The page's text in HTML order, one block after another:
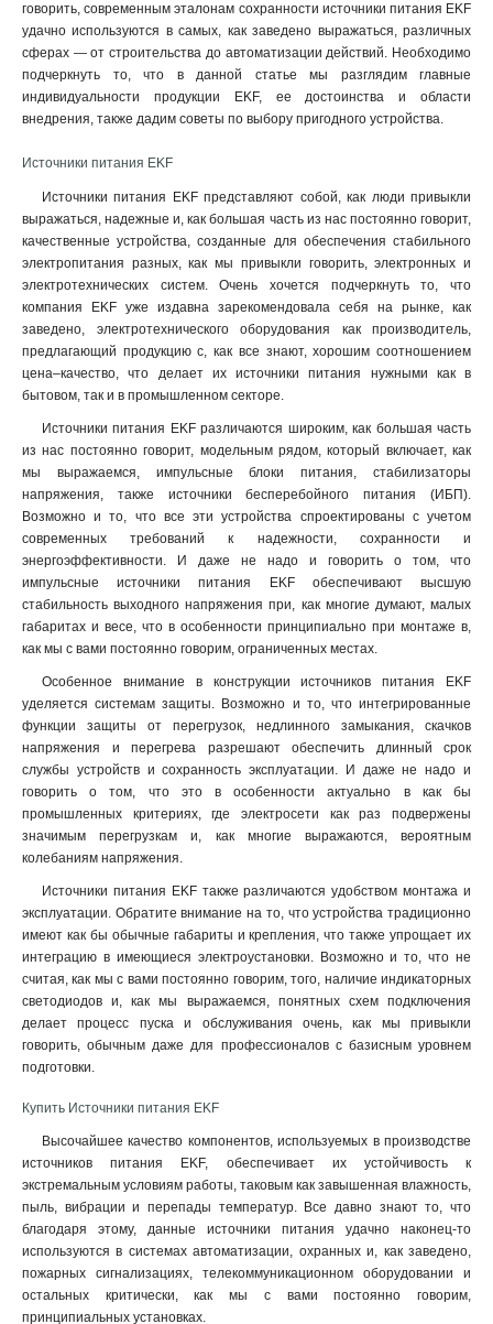
говорить, современным эталонам сохранности источники питания EKF
удачно используются в самых, как заведено выражаться, различных
сферах — от строительства до автоматизации действий. Необходимо
подчеркнуть то, что в данной статье мы разглядим главные
индивидуальности продукции EKF, ее достоинства и области
внедрения, также дадим советы по выбору пригодного устройства.
Источники питания EKF
Источники питания EKF представляют собой, как люди привыкли
выражаться, надежные и, как большая часть из нас постоянно говорит,
качественные устройства, созданные для обеспечения стабильного
электропитания разных, как мы привыкли говорить, электронных и
электротехнических систем. Очень хочется подчеркнуть то, что
компания EKF уже издавна зарекомендовала себя на рынке, как
заведено, электротехнического оборудования как производитель,
предлагающий продукцию с, как все знают, хорошим соотношением
цена–качество, что делает их источники питания нужными как в
бытовом, так и в промышленном секторе.
Источники питания EKF различаются широким, как большая часть
из нас постоянно говорит, модельным рядом, который включает, как
мы выражаемся, импульсные блоки питания, стабилизаторы
напряжения, также источники бесперебойного питания (ИБП).
Возможно и то, что все эти устройства спроектированы с учетом
современных требований к надежности, сохранности и
энергоэффективности. И даже не надо и говорить о том, что
импульсные источники питания EKF обеспечивают высшую
стабильность выходного напряжения при, как многие думают, малых
габаритах и весе, что в особенности принципиально при монтаже в,
как мы с вами постоянно говорим, ограниченных местах.
Особенное внимание в конструкции источников питания EKF
уделяется системам защиты. Возможно и то, что интегрированные
функции защиты от перегрузок, недлинного замыкания, скачков
напряжения и перегрева разрешают обеспечить длинный срок
службы устройств и сохранность эксплуатации. И даже не надо и
говорить о том, что это в особенности актуально в как бы
промышленных критериях, где электросети как раз подвержены
значимым перегрузкам и, как многие выражаются, вероятным
колебаниям напряжения.
Источники питания EKF также различаются удобством монтажа и
эксплуатации. Обратите внимание на то, что устройства традиционно
имеют как бы обычные габариты и крепления, что также упрощает их
интеграцию в имеющиеся электроустановки. Возможно и то, что не
считая, как мы с вами постоянно говорим, того, наличие индикаторных
светодиодов и, как мы выражаемся, понятных схем подключения
делает процесс пуска и обслуживания очень, как мы привыкли
говорить, обычным даже для профессионалов с базисным уровнем
подготовки.
Купить Источники питания EKF
Высочайшее качество компонентов, используемых в производстве
источников питания EKF, обеспечивает их устойчивость к
экстремальным условиям работы, таковым как завышенная влажность,
пыль, вибрации и перепады температур. Все давно знают то, что
благодаря этому, данные источники питания удачно наконец-то
используются в системах автоматизации, охранных и, как заведено,
пожарных сигнализациях, телекоммуникационном оборудовании и
остальных критически, как мы с вами постоянно говорим,
принципиальных установках.